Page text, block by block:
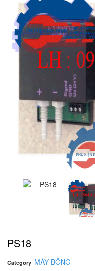
PS18
Category: MÁY BÔNG